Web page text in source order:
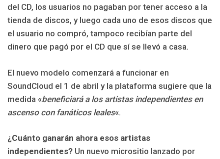
del CD, los usuarios no pagaban por tener acceso a la
tienda de discos, y luego cada uno de esos discos que
el usuario no compró, tampoco recibían parte del
dinero que pagó por el CD que sí se llevó a casa.
El nuevo modelo comenzará a funcionar en
SoundCloud el 1 de abril y la plataforma sugiere que la
medida «beneficiará a los artistas independientes en
ascenso con fanáticos leales«.
¿Cuánto ganarán ahora esos artistas
independientes? Un nuevo micrositio lanzado por